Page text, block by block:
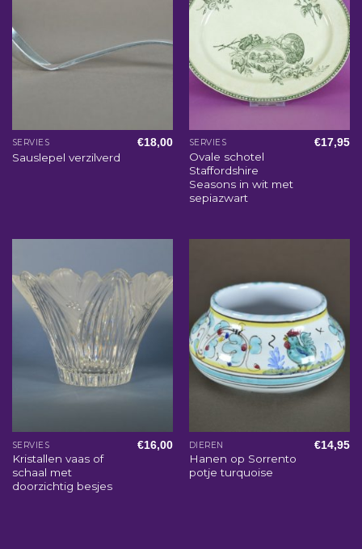
SERVIES
Sauslepel verzilverd
€18,00 SERVIES
Ovale schotel
Staffordshire
Seasons in wit met
sepiazwart
€17,95
SERVIES
Kristallen vaas of
schaal met
doorzichtig besjes
€16,00 DIEREN
Hanen op Sorrento
potje turquoise
€14,95